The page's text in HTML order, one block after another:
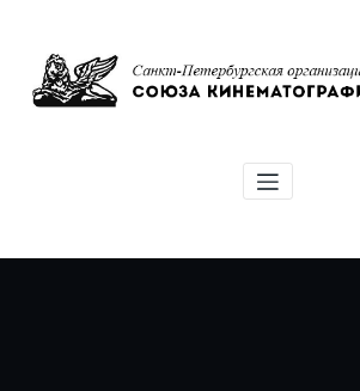
содержимому
Союз
Петербурга